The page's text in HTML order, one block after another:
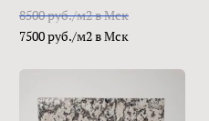
8500 руб./м2 в Мск
7500 руб./м2 в Мск